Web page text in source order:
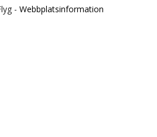
- Webbplatsinformation